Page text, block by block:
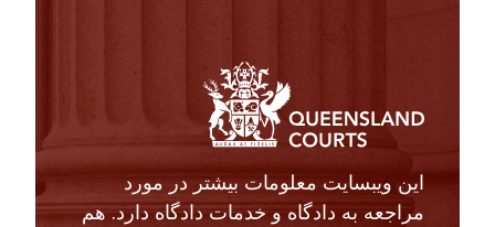
این ویبسایت معلومات بیشتر در مورد
مراجعه به دادگاه و خدمات دادگاه دارد. هم